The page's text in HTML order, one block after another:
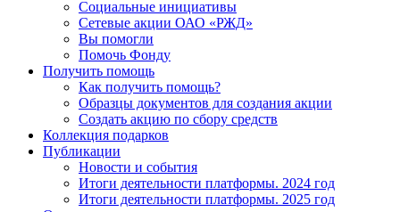
Социальные инициативы
Сетевые акции ОАО «РЖД»
Вы помогли
Помочь Фонду
Получить помощь
Как получить помощь?
Образцы документов для создания акции
Создать акцию по сбору средств
Коллекция подарков
Публикации
Новости и события
Итоги деятельности платформы. 2024 год
Итоги деятельности платформы. 2025 год